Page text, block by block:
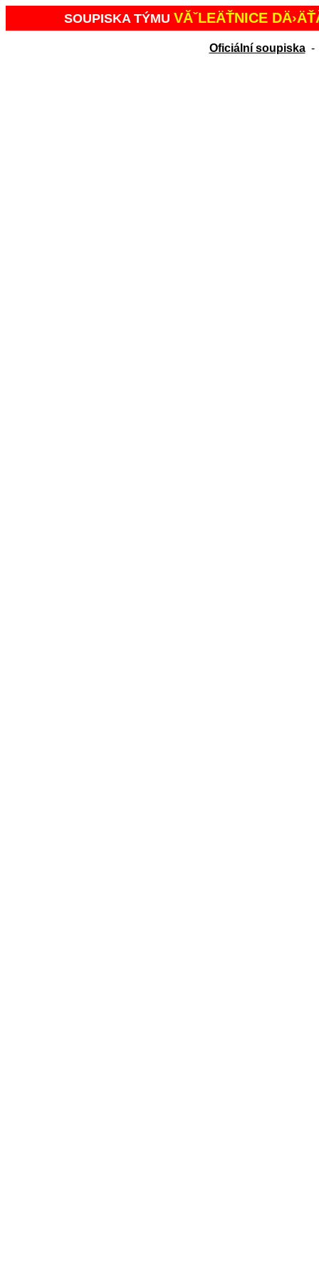
SOUPISKA TÝMU VĂˇLEÄŤNICE
Oficiální soupiska